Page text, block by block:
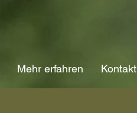
Mehr erfahren Kontakt